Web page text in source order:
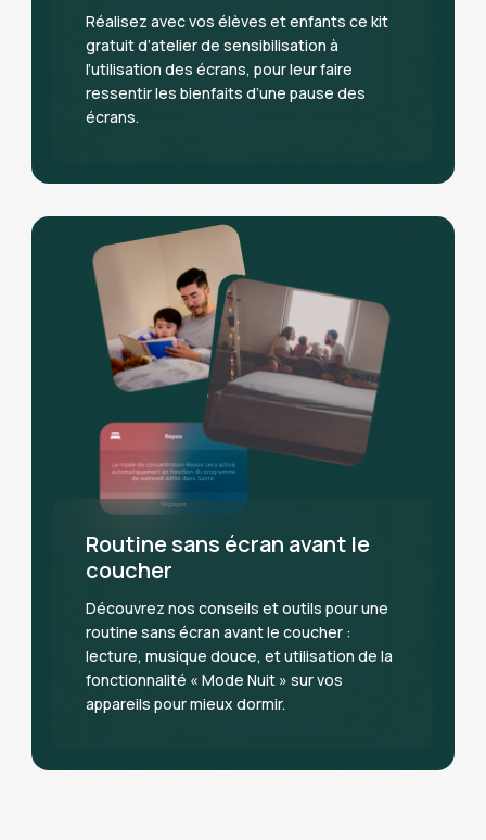
Réalisez avec vos élèves et enfants ce kit
gratuit d’atelier de sensibilisation à
l’utilisation des écrans, pour leur faire
ressentir les bienfaits d’une pause des
écrans.
Routine sans écran avant le
coucher
Découvrez nos conseils et outils pour une
routine sans écran avant le coucher :
lecture, musique douce, et utilisation de la
fonctionnalité « Mode Nuit » sur vos
appareils pour mieux dormir.